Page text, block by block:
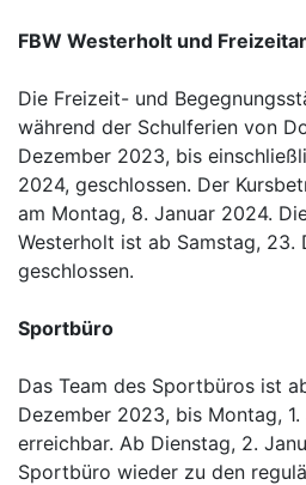
FBW Westerholt und
Die Freizeit- und
während der Schulferien von
Dezember 2023, bis
2024, geschlossen. Der
am Montag, 8. Januar 2024.
Westerholt ist ab Samstag, 23.
geschlossen.
Sportbüro
Das Team des Sportbüros ist
Dezember 2023, bis Montag,
erreichbar. Ab Dienstag, 2.
Sportbüro wieder zu den